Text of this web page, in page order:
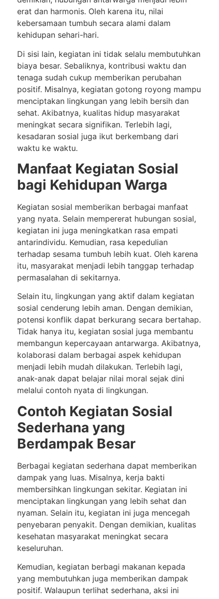
erat dan harmonis. Oleh karena itu, nilai
kebersamaan tumbuh secara alami dalam
kehidupan sehari-hari.
Di sisi lain, kegiatan ini tidak selalu membutuhkan
biaya besar. Sebaliknya, kontribusi waktu dan
tenaga sudah cukup memberikan perubahan
positif. Misalnya, kegiatan gotong royong mampu
menciptakan lingkungan yang lebih bersih dan
sehat. Akibatnya, kualitas hidup masyarakat
meningkat secara signifikan. Terlebih lagi,
kesadaran sosial juga ikut berkembang dari
waktu ke waktu.
Manfaat Kegiatan Sosial
bagi Kehidupan Warga
Kegiatan sosial memberikan berbagai manfaat
yang nyata. Selain mempererat hubungan sosial,
kegiatan ini juga meningkatkan rasa empati
antarindividu. Kemudian, rasa kepedulian
terhadap sesama tumbuh lebih kuat. Oleh karena
itu, masyarakat menjadi lebih tanggap terhadap
permasalahan di sekitarnya.
Selain itu, lingkungan yang aktif dalam kegiatan
sosial cenderung lebih aman. Dengan demikian,
potensi konflik dapat berkurang secara bertahap.
Tidak hanya itu, kegiatan sosial juga membantu
membangun kepercayaan antarwarga. Akibatnya,
kolaborasi dalam berbagai aspek kehidupan
menjadi lebih mudah dilakukan. Terlebih lagi,
anak-anak dapat belajar nilai moral sejak dini
melalui contoh nyata di lingkungan.
Contoh Kegiatan Sosial
Sederhana yang
Berdampak Besar
Berbagai kegiatan sederhana dapat memberikan
dampak yang luas. Misalnya, kerja bakti
membersihkan lingkungan sekitar. Kegiatan ini
menciptakan lingkungan yang lebih sehat dan
nyaman. Selain itu, kegiatan ini juga mencegah
penyebaran penyakit. Dengan demikian, kualitas
kesehatan masyarakat meningkat secara
keseluruhan.
Kemudian, kegiatan berbagi makanan kepada
yang membutuhkan juga memberikan dampak
positif. Walaupun terlihat sederhana, aksi ini